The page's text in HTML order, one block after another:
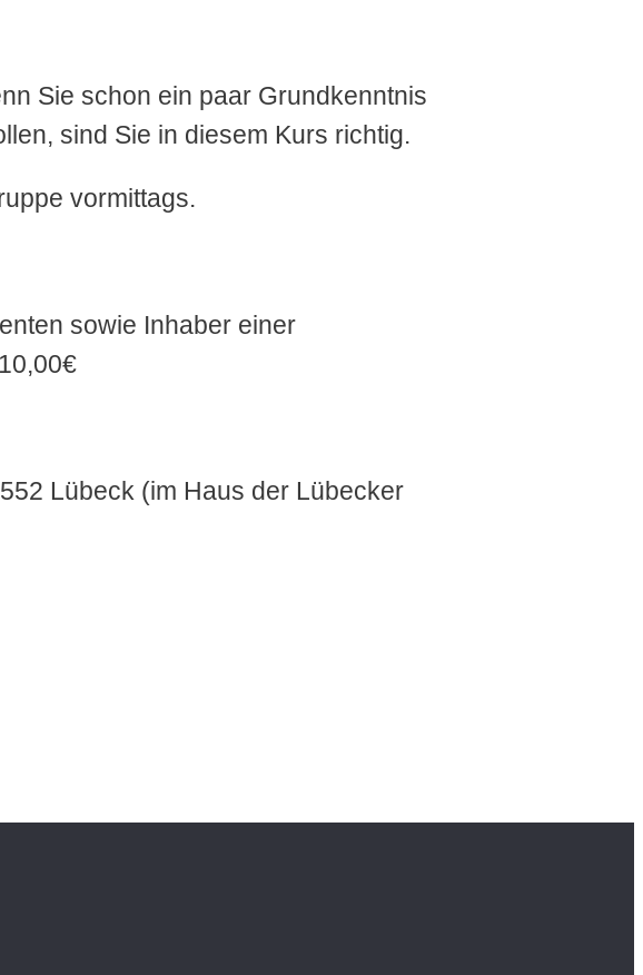
Sie schon ein paar Grundkenntnis
sind Sie in diesem Kurs richtig.
vormittags.
sowie Inhaber einer
Lübeck (im Haus der Lübecker